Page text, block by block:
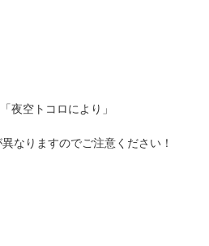
「夜空トコロにより」
なりますのでご注意ください！